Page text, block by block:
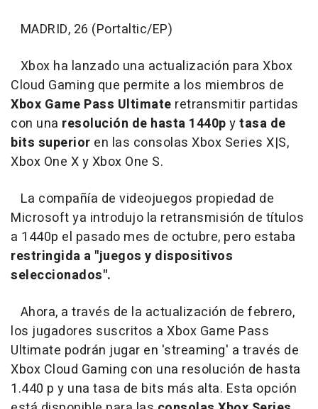
MADRID, 26 (Portaltic/EP)
Xbox ha lanzado una actualización para Xbox
Cloud Gaming que permite a los miembros de
Xbox Game Pass Ultimate retransmitir partidas
con una resolución de hasta 1440pytasa de
bits superior en las consolas Xbox Series X|S,
Xbox One X y Xbox One S.
La compañía de videojuegos propiedad de
Microsoft ya introdujo la retransmisión de títulos
a 1440p el pasado mes de octubre, pero estaba
restringida a "juegos y dispositivos
seleccionados".
Ahora, a través de la actualización de febrero,
los jugadores suscritos a Xbox Game Pass
Ultimate podrán jugar en 'streaming' a través de
Xbox Cloud Gaming con una resolución de hasta
1.440 p y una tasa de bits más alta. Esta opción